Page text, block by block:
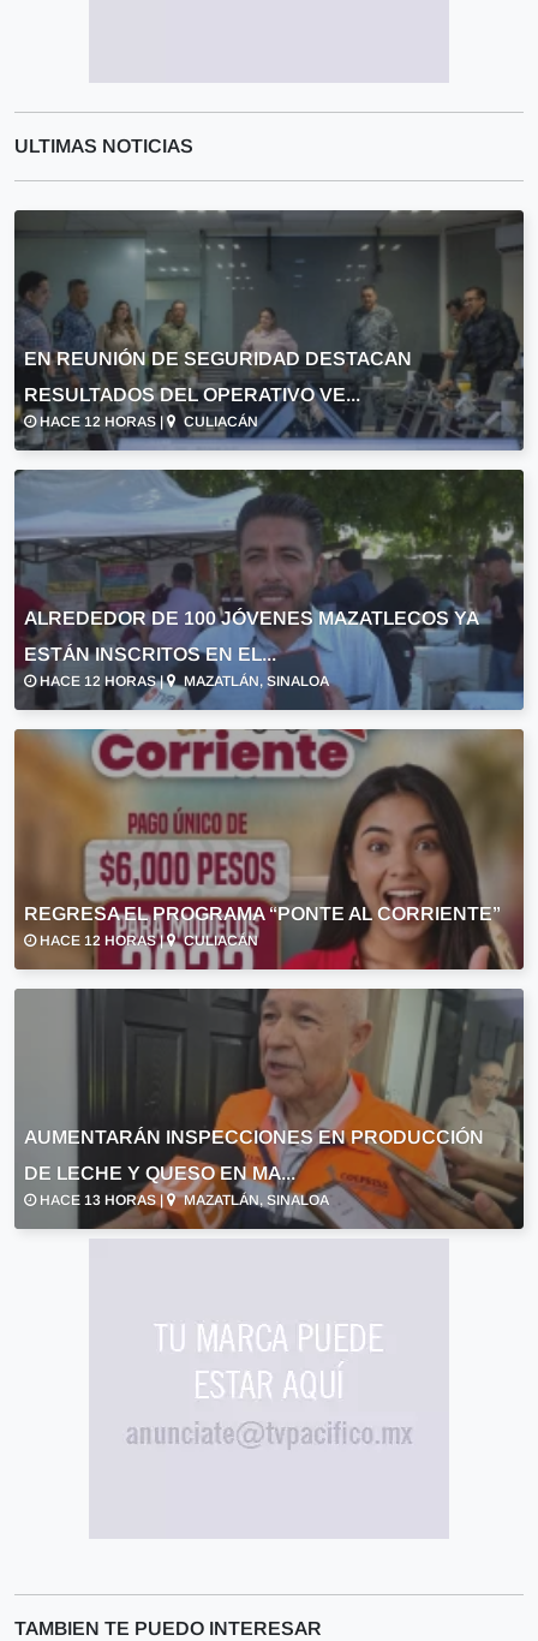
ULTIMAS NOTICIAS
EN REUNIÓN DE SEGURIDAD DESTACAN
RESULTADOS DEL OPERATIVO VE...
HACE 12 HORAS | CULIACÁN
ALREDEDOR DE 100 JÓVENES MAZATLECOS YA
ESTÁN INSCRITOS EN EL...
HACE 12 HORAS | MAZATLÁN, SINALOA
REGRESA EL PROGRAMA “PONTE AL CORRIENTE”
HACE 12 HORAS | CULIACÁN
AUMENTARÁN INSPECCIONES EN PRODUCCIÓN
DE LECHE Y QUESO EN MA...
HACE 13 HORAS | MAZATLÁN, SINALOA
TAMBIEN TE PUEDO INTERESAR